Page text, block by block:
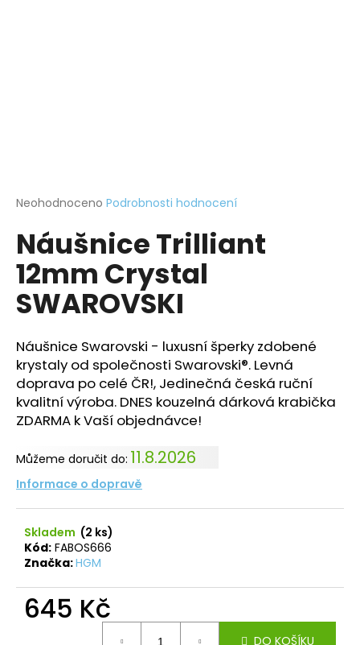
Průměrné
produktu
je
0,0
5
hvězdiček.
Neohodnoceno Podrobnosti hodnocení
Náušnice Trilliant
12mm Crystal
SWAROVSKI
Náušnice Swarovski - luxusní šperky zdobené
krystaly od společnosti Swarovski®. Levná
doprava po celé ČR!, Jedinečná česká ruční
kvalitní výroba. DNES kouzelná dárková krabička
ZDARMA k Vaší objednávce!
Můžeme doručit do: 11.8.2026
Informace o dopravě
Skladem (2 ks)
Kód: FABOS666
Značka:HGM
645 Kč
DO KOŠÍKU
D
o
p
o
u
č
u
j
e
e
HVĚZDA
ŠATONY
CRYSTAL
SWAROVSKI
330
Kč